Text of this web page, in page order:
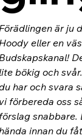
är ju
eller en
bökig och
har och svara
förbereda oss
snabbare.
innan du